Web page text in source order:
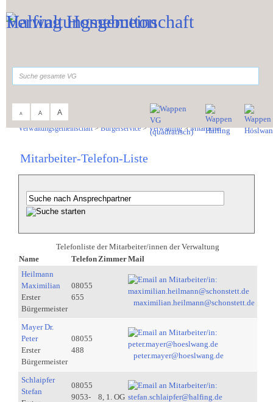
A A A
Verwaltungsgemeinschaft>Bürgerservice>Verwaltung>Mitarbeiter
Mitarbeiter-Telefon-Liste
Telefonliste der Mitarbeiter/innen der Verwaltung
Name
Telefon ZimmerMail
Heilmann
Maximilian
Erster
Bürgermeister
08055
655
maximilian.heilmann@schonstett.de
Mayer Dr.
Peter
Erster
Bürgermeister
08055
488
peter.mayer@hoeslwang.de
Schlaipfer
Stefan
08055
9053-
8, 1. OG